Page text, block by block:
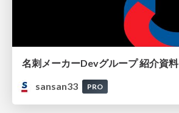
名刺メーカーDevグループ 紹介資料
sansan33
PRO